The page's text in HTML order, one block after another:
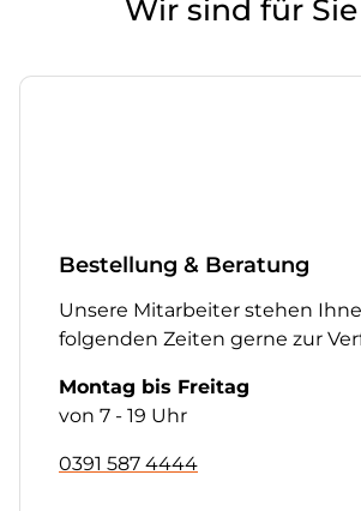
Wir sind für
Bestellung & Beratung
Unsere Mitarbeiter stehen
folgenden Zeiten gerne zur
Montag bis Freitag
von 7 - 19 Uhr
0391 587 4444